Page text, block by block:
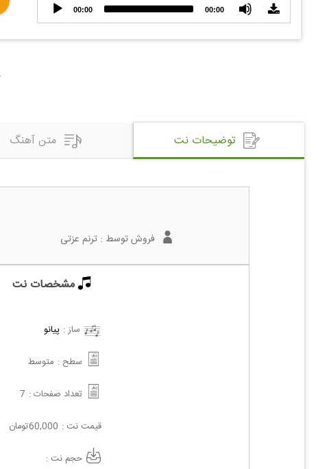
Audio
Player
00:00 00:00
توضیحات نت متن آهنگ
فروش توسط :ترنم عزتی
مشخصات نت
ساز : پیانو
سطح : متوسط
تعداد صفحات : 7
قیمت نت : 60,000تومان
حجم نت :